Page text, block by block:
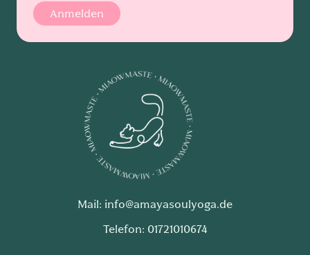
Anmelden
Mail: info@amayasoulyoga.de
Telefon: 01721010674